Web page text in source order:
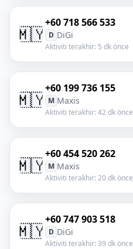
🇲🇾
+60 718 566 533
D DiGi
Aktiviti terakhir: 5 dk önce
🇲🇾
+60 199 736 155
M Maxis
Aktiviti terakhir: 42 dk önce
🇲🇾
+60 454 520 262
M Maxis
Aktiviti terakhir: 20 dk önce
🇲🇾
+60 747 903 518
D DiGi
Aktiviti terakhir: 39 dk önce